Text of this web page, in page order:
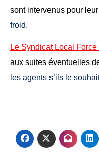
sont intervenus pour leur
froid.
Le Syndicat Local Force
aux suites éventuelles
les agents s’ils le